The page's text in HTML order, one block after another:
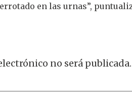
en las urnas”,
no será publicada.